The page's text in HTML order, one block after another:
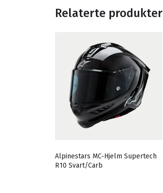
Relaterte produkter
Alpinestars MC-Hjelm Supertech
R10 Svart/Carb